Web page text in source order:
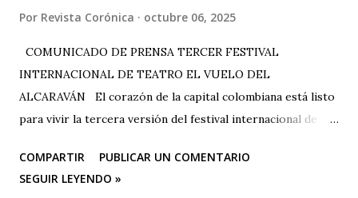
Por Revista Corónica octubre 06, 2025
COMUNICADO DE PRENSA TERCER FESTIVAL
INTERNACIONAL DE TEATRO EL VUELO DEL
ALCARAVÁN El corazón de la capital colombiana está listo
para vivir la tercera versión del festival internacional de
de octubre del 2025 en el Corredor Cultural Del Centro
Comercial Los Ángeles, dónde actualmente se han
COMPARTIR
PUBLICAR UN COMENTARIO
SEGUIR LEYENDO »